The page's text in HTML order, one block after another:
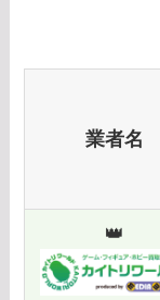
業者名
👑